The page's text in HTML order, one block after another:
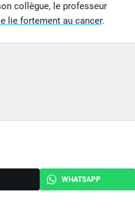
collègue, le professeur
lie fortement au cancer.
WHATSAPP